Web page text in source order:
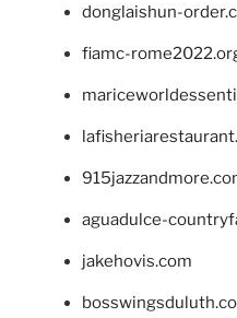
donglaishun-
fiamc-
aguadulce-
jakehovis.com